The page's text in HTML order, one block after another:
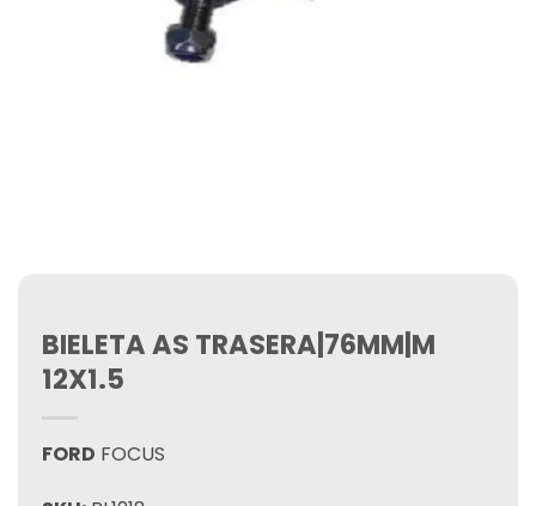
BIELETA AS TRASERA|76MM|M
12X1.5
FORD FOCUS